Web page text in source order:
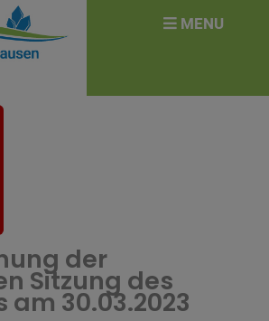
der
Sitzung des
30.03.2023